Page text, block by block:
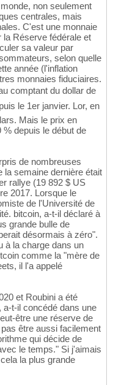
non seulement
centrales, mais
C'est une monnaie
la Réserve fédérale et
sa valeur par
selon quelle
année (l'inflation
monnaies fiduciaires.
comptant du dollar de
le 1er janvier. Lor, en
Mais le prix en
depuis le début de
de nombreuses
la semaine dernière était
rallye (19 892 $ US
2017. Lorsque le
de l'Université de
bitcoin, a-t-il déclaré à
grande bulle de
désormais à zéro".
à la charge dans un
comme la "mère de
il l'a appelé
et Roubini a été
t-il concédé dans une
être une réserve de
être aussi facilement
qui décide de
le temps." Si j'aimais
la plus grande